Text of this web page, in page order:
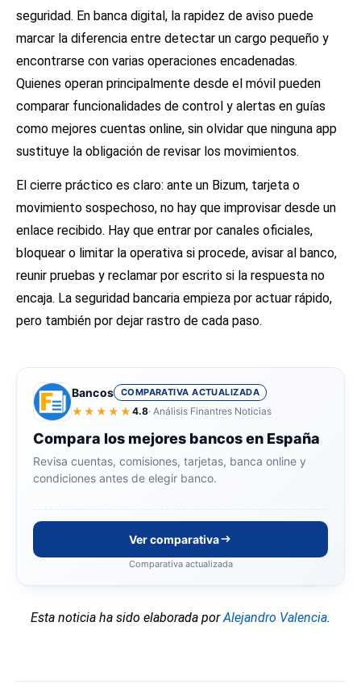
seguridad. En banca digital, la rapidez de aviso puede
marcar la diferencia entre detectar un cargo pequeño y
encontrarse con varias operaciones encadenadas.
Quienes operan principalmente desde el móvil pueden
comparar funcionalidades de control y alertas en guías
como mejores cuentas online, sin olvidar que ninguna app
sustituye la obligación de revisar los movimientos.
El cierre práctico es claro: ante un Bizum, tarjeta o
movimiento sospechoso, no hay que improvisar desde un
enlace recibido. Hay que entrar por canales oficiales,
bloquear o limitar la operativa si procede, avisar al banco,
reunir pruebas y reclamar por escrito si la respuesta no
encaja. La seguridad bancaria empieza por actuar rápido,
pero también por dejar rastro de cada paso.
Bancos COMPARATIVA ACTUALIZADA
★★★★★ 4.8· Análisis Finantres Noticias
Compara los mejores bancos en España
Revisa cuentas, comisiones, tarjetas, banca online y
condiciones antes de elegir banco.
Ver comparativa
Comparativa actualizada
Esta noticia ha sido elaborada porAlejandro Valencia.